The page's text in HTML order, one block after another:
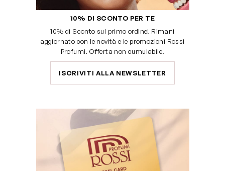
10% DI SCONTO PER TE
10% di Sconto sul primo ordine! Rimani
aggiornato con le novità e le promozioni Rossi
Profumi. Offerta non cumulabile.
ISCRIVITI ALLA NEWSLETTER